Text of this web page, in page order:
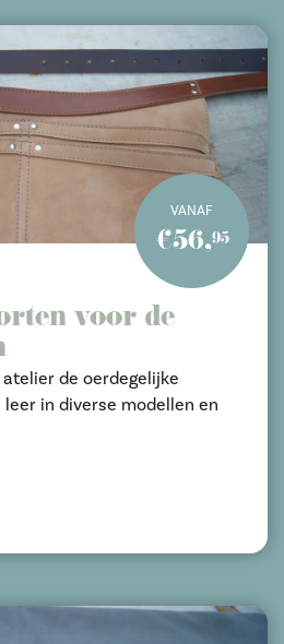
maar veilig ophalen op
VANAF
€56,95
voor de
de oerdegelijke
in diverse modellen en
op geschiktheid.